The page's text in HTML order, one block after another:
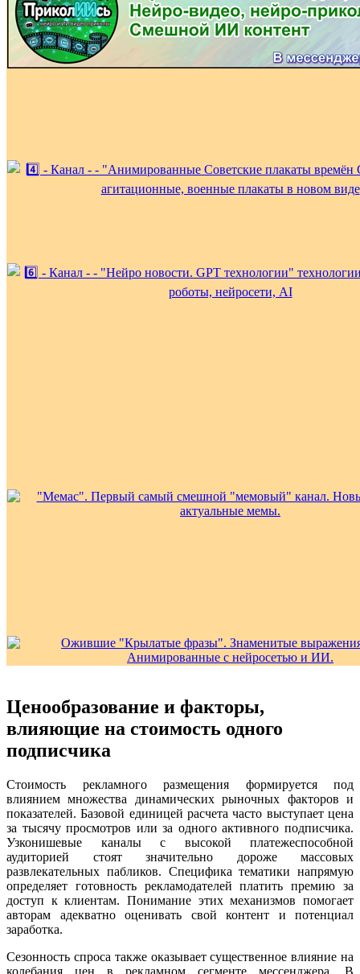
Ценообразование и факторы,
влияющие на стоимость одного
подписчика
Стоимость рекламного размещения формируется под
влиянием множества динамических рыночных факторов и
показателей. Базовой единицей расчета часто выступает цена
за тысячу просмотров или за одного активного подписчика.
Узконишевые каналы с высокой платежеспособной
аудиторией стоят значительно дороже массовых
развлекательных пабликов. Специфика тематики напрямую
определяет готовность рекламодателей платить премию за
доступ к клиентам. Понимание этих механизмов помогает
авторам адекватно оценивать свой контент и потенциал
заработка.
Сезонность спроса также оказывает существенное влияние на
колебания цен в рекламном сегменте мессенджера. В